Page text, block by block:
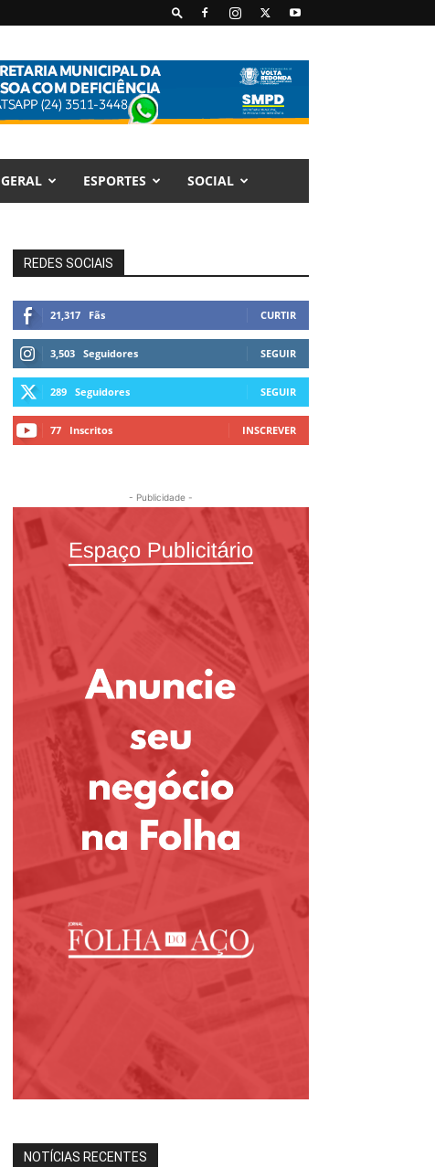
GERAL ESPORTES SOCIAL
REDES SOCIAIS
21,317 Fãs CURTIR
3,503 Seguidores SEGUIR
289 Seguidores SEGUIR
77 Inscritos INSCREVER
- Publicidade -
NOTÍCIAS RECENTES